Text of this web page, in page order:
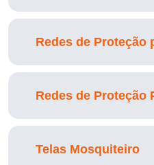
Redes de Proteção
Redes de Proteção
Telas Mosquiteiro